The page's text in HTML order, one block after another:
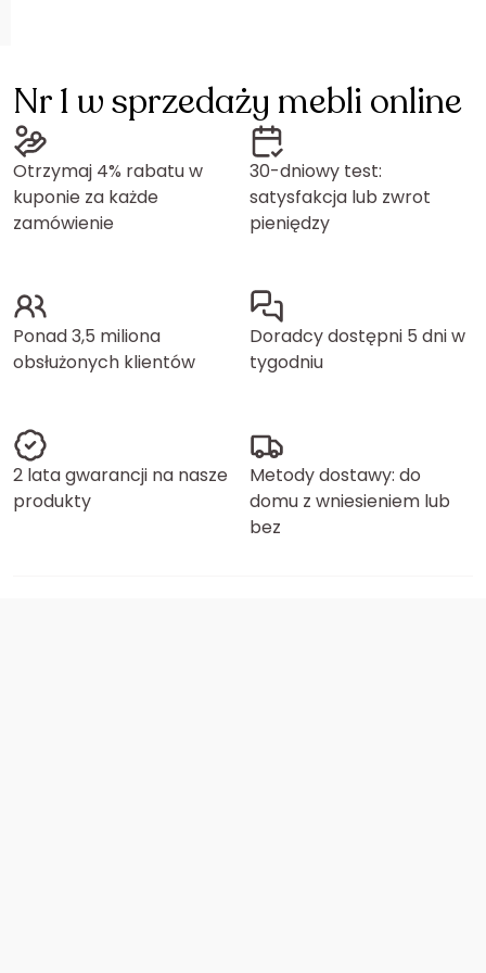
Nr 1 w sprzedaży mebli online
Otrzymaj 4% rabatu w
kuponie za każde
zamówienie
30-dniowy test:
satysfakcja lub zwrot
pieniędzy
Ponad 3,5 miliona
obsłużonych klientów
Doradcy dostępni 5 dni w
tygodniu
2 lata gwarancji na nasze
produkty
Metody dostawy: do
domu z wniesieniem lub
bez